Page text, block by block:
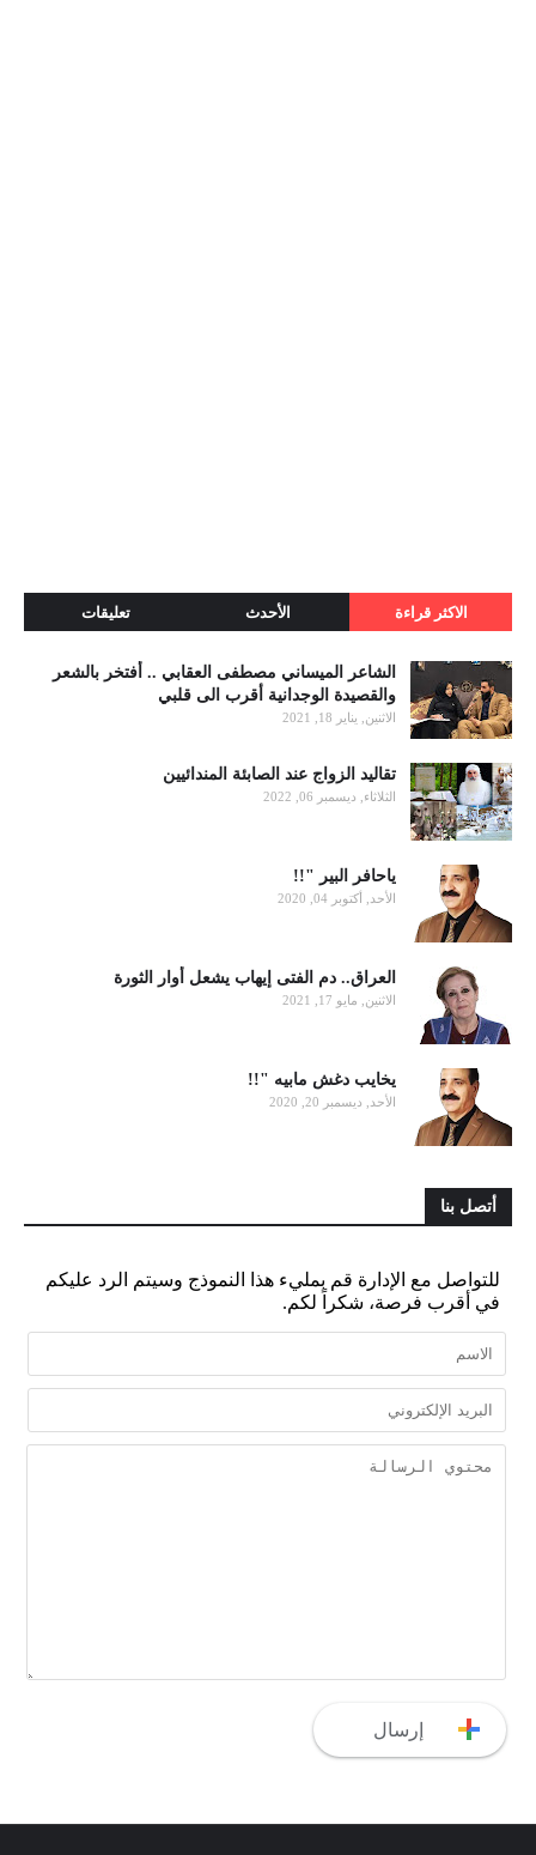
الاكثر قراءة الأحدث تعليقات
الشاعر الميساني مصطفى العقابي .. أفتخر بالشعر
والقصيدة الوجدانية أقرب الى قلبي
الاثنين, يناير 18, 2021
تقاليد الزواج عند الصابئة المندائيين
الثلاثاء, ديسمبر 06, 2022
ياحافر البير "!!
الأحد, أكتوبر 04, 2020
العراق.. دم الفتى إيهاب يشعل أوار الثورة
الاثنين, مايو 17, 2021
يخايب دغش مابيه "!!
الأحد, ديسمبر 20, 2020
أتصل بنا
للتواصل مع الإدارة قم بمليء هذا النموذج وسيتم الرد عليكم
في أقرب فرصة، شكراً لكم.